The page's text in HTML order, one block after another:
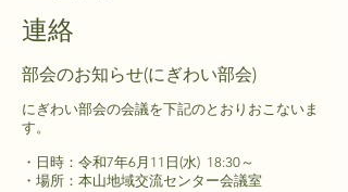
連絡
部会のお知らせ(にぎわい部会)
にぎわい部会の会議を下記のとおりおこないま
す。
・日時：令和7年6月11日(水) 18:30～
・場所：本山地域交流センター会議室